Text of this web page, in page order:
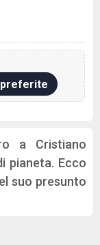
a Cristiano
pianeta. Ecco
suo presunto